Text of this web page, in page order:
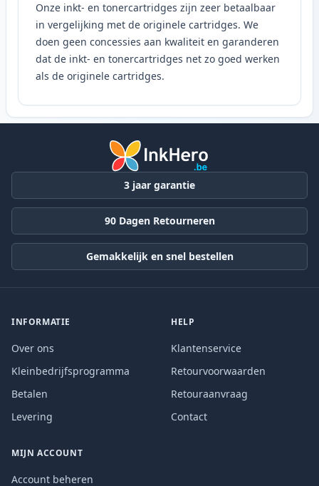
Onze inkt- en tonercartridges zijn zeer betaalbaar
in vergelijking met de originele cartridges. We
doen geen concessies aan kwaliteit en garanderen
dat de inkt- en tonercartridges net zo goed werken
als de originele cartridges.
3 jaar garantie
90 Dagen Retourneren
Gemakkelijk en snel bestellen
INFORMATIE
Over ons
Kleinbedrijfsprogramma
Betalen
Levering
HELP
Klantenservice
Retourvoorwaarden
Retouraanvraag
Contact
MIJN ACCOUNT
Account beheren